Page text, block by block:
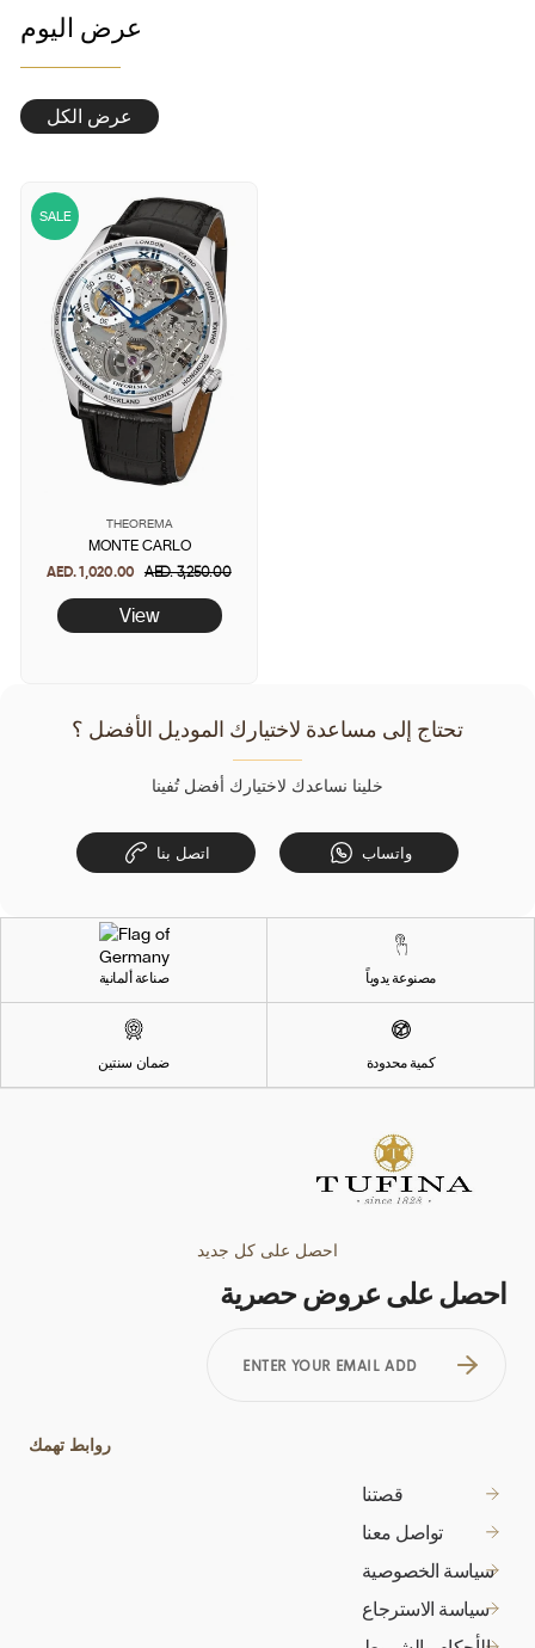
عرض اليوم
عرض الكل
SALE
THEOREMA
MONTE CARLO
AED. 1,020.00 Regular
price
AED. 3,250.00Sale
View
تحتاج إلى مساعدة لاختيارك الموديل الأفضل ؟
خلينا نساعدك لاختيارك أفضل تُفينا
اتصل بنا واتساب
صناعة ألمانية مصنوعة يدوياً
ضمان سنتين كمية محدودة
احصل على كل جديد
احصل على عروض حصرية
YOUR
روابط تهمك
قصتنا
تواصل معنا
سياسة الخصوصية
سياسة الاسترجاع